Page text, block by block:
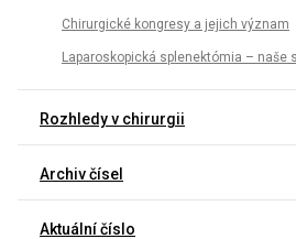
Chirurgické kongresy a jejich význam
Laparoskopická splenektómia – naše
Rozhledy v chirurgii
Archiv čísel
Aktuální číslo